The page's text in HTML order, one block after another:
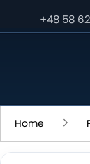
+48 58
Home